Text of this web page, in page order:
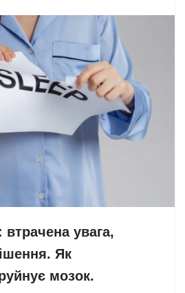
втрачена увага,
Як
мозок.